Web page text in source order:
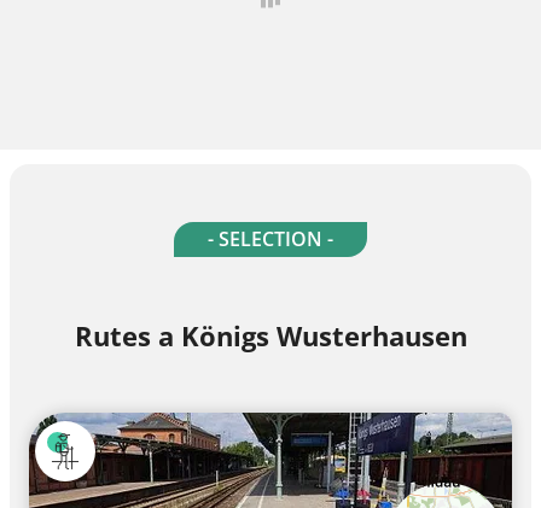
- SELECTION -
Rutes a Königs Wusterhausen